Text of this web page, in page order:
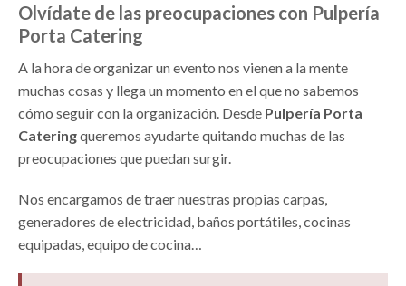
Olvídate de las preocupaciones con Pulpería
Porta Catering
A la hora de organizar un evento nos vienen a la mente
muchas cosas y llega un momento en el que no sabemos
cómo seguir con la organización. Desde Pulpería Porta
Cateringqueremos ayudarte quitando muchas de las
preocupaciones que puedan surgir.
Nos encargamos de traer nuestras propias carpas,
generadores de electricidad, baños portátiles, cocinas
equipadas, equipo de cocina…